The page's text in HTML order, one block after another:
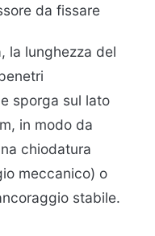
da fissare
la lunghezza del
sporga sul lato
in modo da
chiodatura
meccanico) o
stabile.